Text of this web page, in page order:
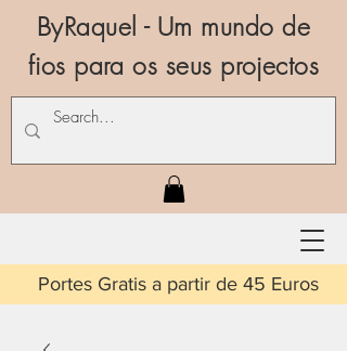
ByRaquel - Um mundo de
fios para os seus projectos
a partir de 45 Euros